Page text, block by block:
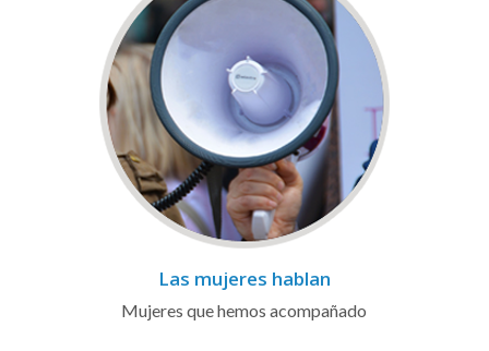
Las mujeres hablan
Mujeres que hemos acompañado